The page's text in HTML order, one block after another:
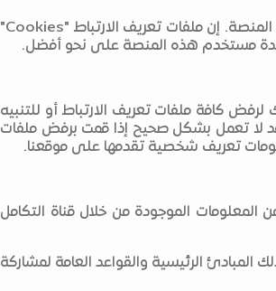
قد يقوم الموقع بتخزين ما يسمى بملفات تعريف الارتباط "Cookies" على الكمبيوتر الخاص بك عندما تقوم بزيارة المنصة. إن ملفات تعريف الارتباط "Cookies"
مستخدم هذه المنصة على نحو أفضل.
كافة ملفات تعريف الارتباط أو للتنبيه
لا تعمل بشكل صحيح إذا قمت برفض ملفات
تعريف شخصية تقدمها على موقعنا.
المعلومات الموجودة من خلال قناة التكامل
المبادئ الرئيسية والقواعد العامة لمشاركة